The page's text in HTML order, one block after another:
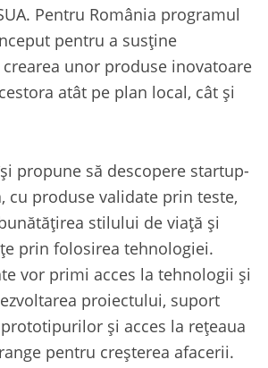
Pentru România programul
pentru a susține
unor produse inovatoare
atât pe plan local, cât și
propune să descopere startup-
cu produse validate prin teste,
stilului de viață și
prin folosirea tehnologiei.
vor primi acces la tehnologii și
proiectului, suport
și acces la rețeaua
pentru creșterea afacerii.